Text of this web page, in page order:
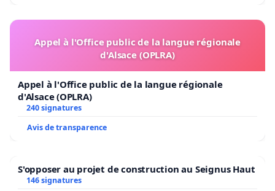
Appel à l'Office public de la langue régionale
d'Alsace (OPLRA)
Appel à l'Office public de la langue régionale
d'Alsace (OPLRA)
240 signatures
Avis de transparence
S'opposer au projet de construction au Seignus Haut
146 signatures